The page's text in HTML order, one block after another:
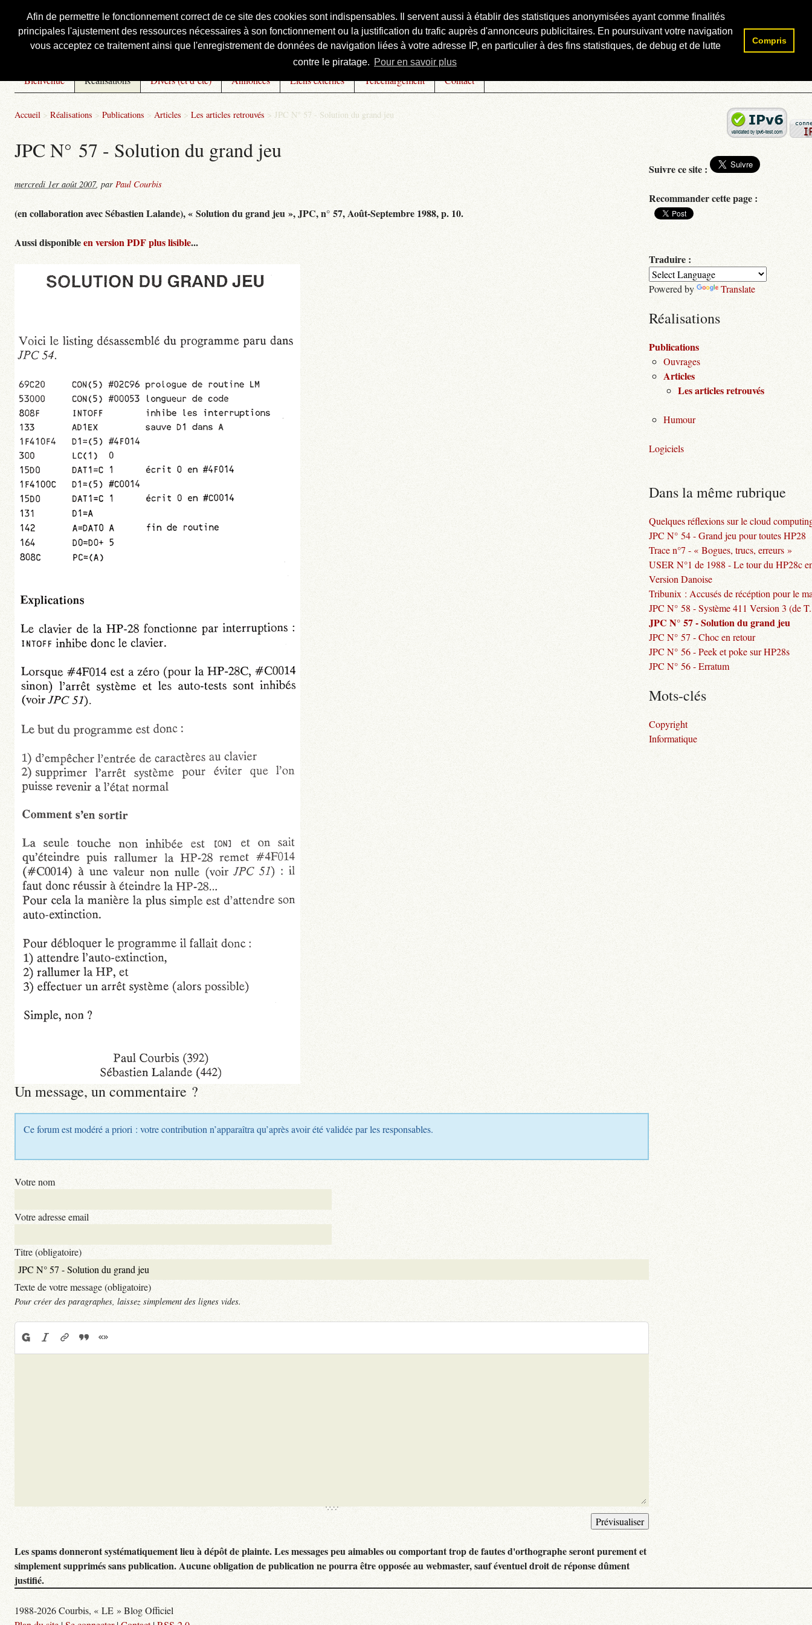
Afin de permettre le fonctionnement correct de ce site des cookies sont indispensables. Il servent aussi à établir des statistiques anonymisées ayant comme finalités
principales l'ajustement des ressources nécessaires à son fonctionnement ou la justification du trafic auprès d'annonceurs publicitaires. En poursuivant votre navigation
vous acceptez ce traitement ainsi que l'enregistrement de données de navigation liées à votre adresse IP, en particulier à des fins statistiques, de debug et de lutte
contre le piratage. Pour en savoir plus
Compris
Courbis, « LE » Blog Officiel
Bienvenue Réalisations Divers (et d’été) Annonces Liens externes Téléchargement Contact
Accueil > Réalisations > Publications > Articles > Les articles retrouvés > JPC N° 57 - Solution du grand jeu
JPC N° 57 - Solution du grand jeu
mercredi 1er août 2007, par Paul Courbis
(en collaboration avec Sébastien Lalande), « Solution du grand jeu », JPC, n° 57, Août-Septembre 1988, p. 10.
Aussi disponibleen version PDF plus lisible...
Un message, un commentaire ?
Ce forum est modéré a priori : votre contribution n’apparaîtra qu’après avoir été validée par les responsables.
Votre nom
Votre adresse email
Titre (obligatoire)
Texte de votre message (obligatoire)
Pour créer des paragraphes, laissez simplement des lignes vides.
Les spams donneront systématiquement lieu à dépôt de plainte. Les messages peu aimables ou comportant trop de fautes d'orthographe seront purement et
simplement supprimés sans publication. Aucune obligation de publication ne pourra être opposée au webmaster, sauf éventuel droit de réponse dûment
justifié.
Rechercher :
Suivre ce site :
Recommander cette page :
Traduire :
Powered by Translate
Réalisations
Publications
Ouvrages
Articles
Les articles retrouvés
Humour
Logiciels
Dans la même rubrique
Quelques réflexions sur le cloud
JPC N° 54 - Grand jeu pour toutes HP28
Trace n°7 - « Bogues, trucs, erreurs »
USER N°1 de 1988 - Le tour du HP28c
Version Danoise
Tribunix : Accusés de récéption pour le
JPC N° 58 - Système 411 Version 3 (de
JPC N° 57 - Solution du grand jeu
JPC N° 57 - Choc en retour
JPC N° 56 - Peek et poke sur HP28s
JPC N° 56 - Erratum
Mots-clés
Copyright
Informatique
1988-2026 Courbis, « LE » Blog Officiel